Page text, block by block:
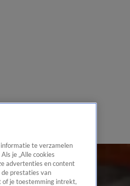
te verzamelen
je „Alle cookies
advertenties en content
prestaties van
of je toestemming intrekt,